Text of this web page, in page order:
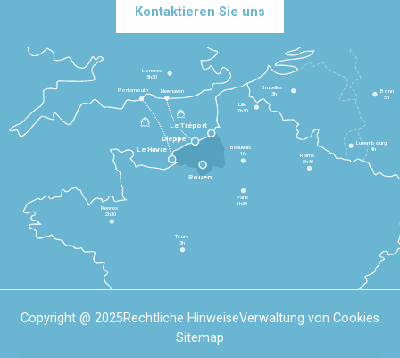
Kontaktieren Sie uns
Le Havre
Dieppe
Le Tréport
Rennes
2h30
Tours
3h
Paris
1h30
Beauvais
1h
Reims
2h45
Lille
2h30
Bruxelles
3h
Londres
3h30
Newhaven
Portsmouth
Bonn
5h
Luxembourg
4h
Rouen
Copyright @ 2025Rechtliche HinweiseVerwaltung von Cookies
Sitemap